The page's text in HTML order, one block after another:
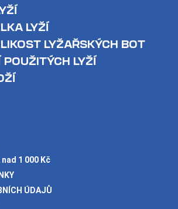
LYŽÍ
LYŽAŘSKÝCH BOT
POUŽITÝCH LYŽÍ
nad 1 000 Kč
ÚDAJŮ